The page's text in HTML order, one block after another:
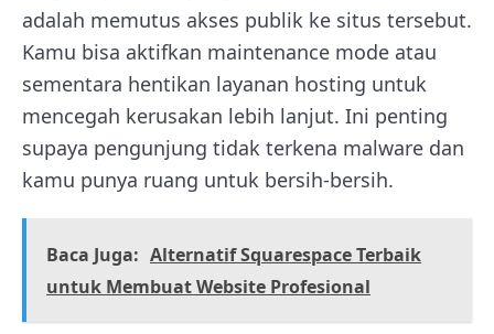
adalah memutus akses publik ke situs tersebut.
Kamu bisa aktifkan maintenance mode atau
sementara hentikan layanan hosting untuk
mencegah kerusakan lebih lanjut. Ini penting
supaya pengunjung tidak terkena malware dan
kamu punya ruang untuk bersih-bersih.
Baca Juga: Alternatif Squarespace Terbaik
untuk Membuat Website Profesional